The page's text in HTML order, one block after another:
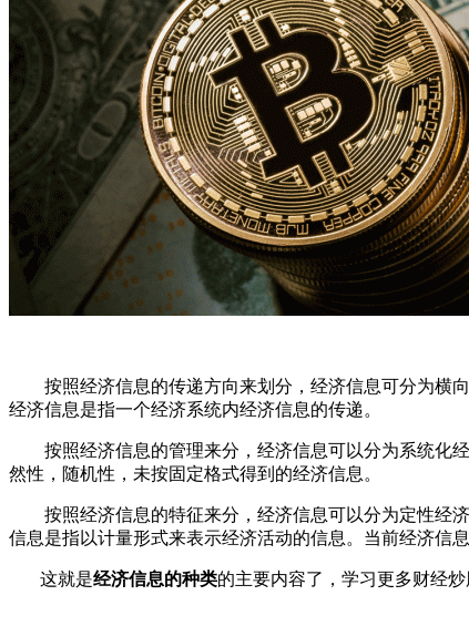
按照经济信息的传递方向来划分，经济信息可分为横向
经济信息是指一个经济系统内经济信息的传递。
按照经济信息的管理来分，经济信息可以分为系统化经
然性，随机性，未按固定格式得到的经济信息。
按照经济信息的特征来分，经济信息可以分为定性经济
信息是指以计量形式来表示经济活动的信息。当前经济信
这就是经济信息的种类的主要内容了，学习更多财经